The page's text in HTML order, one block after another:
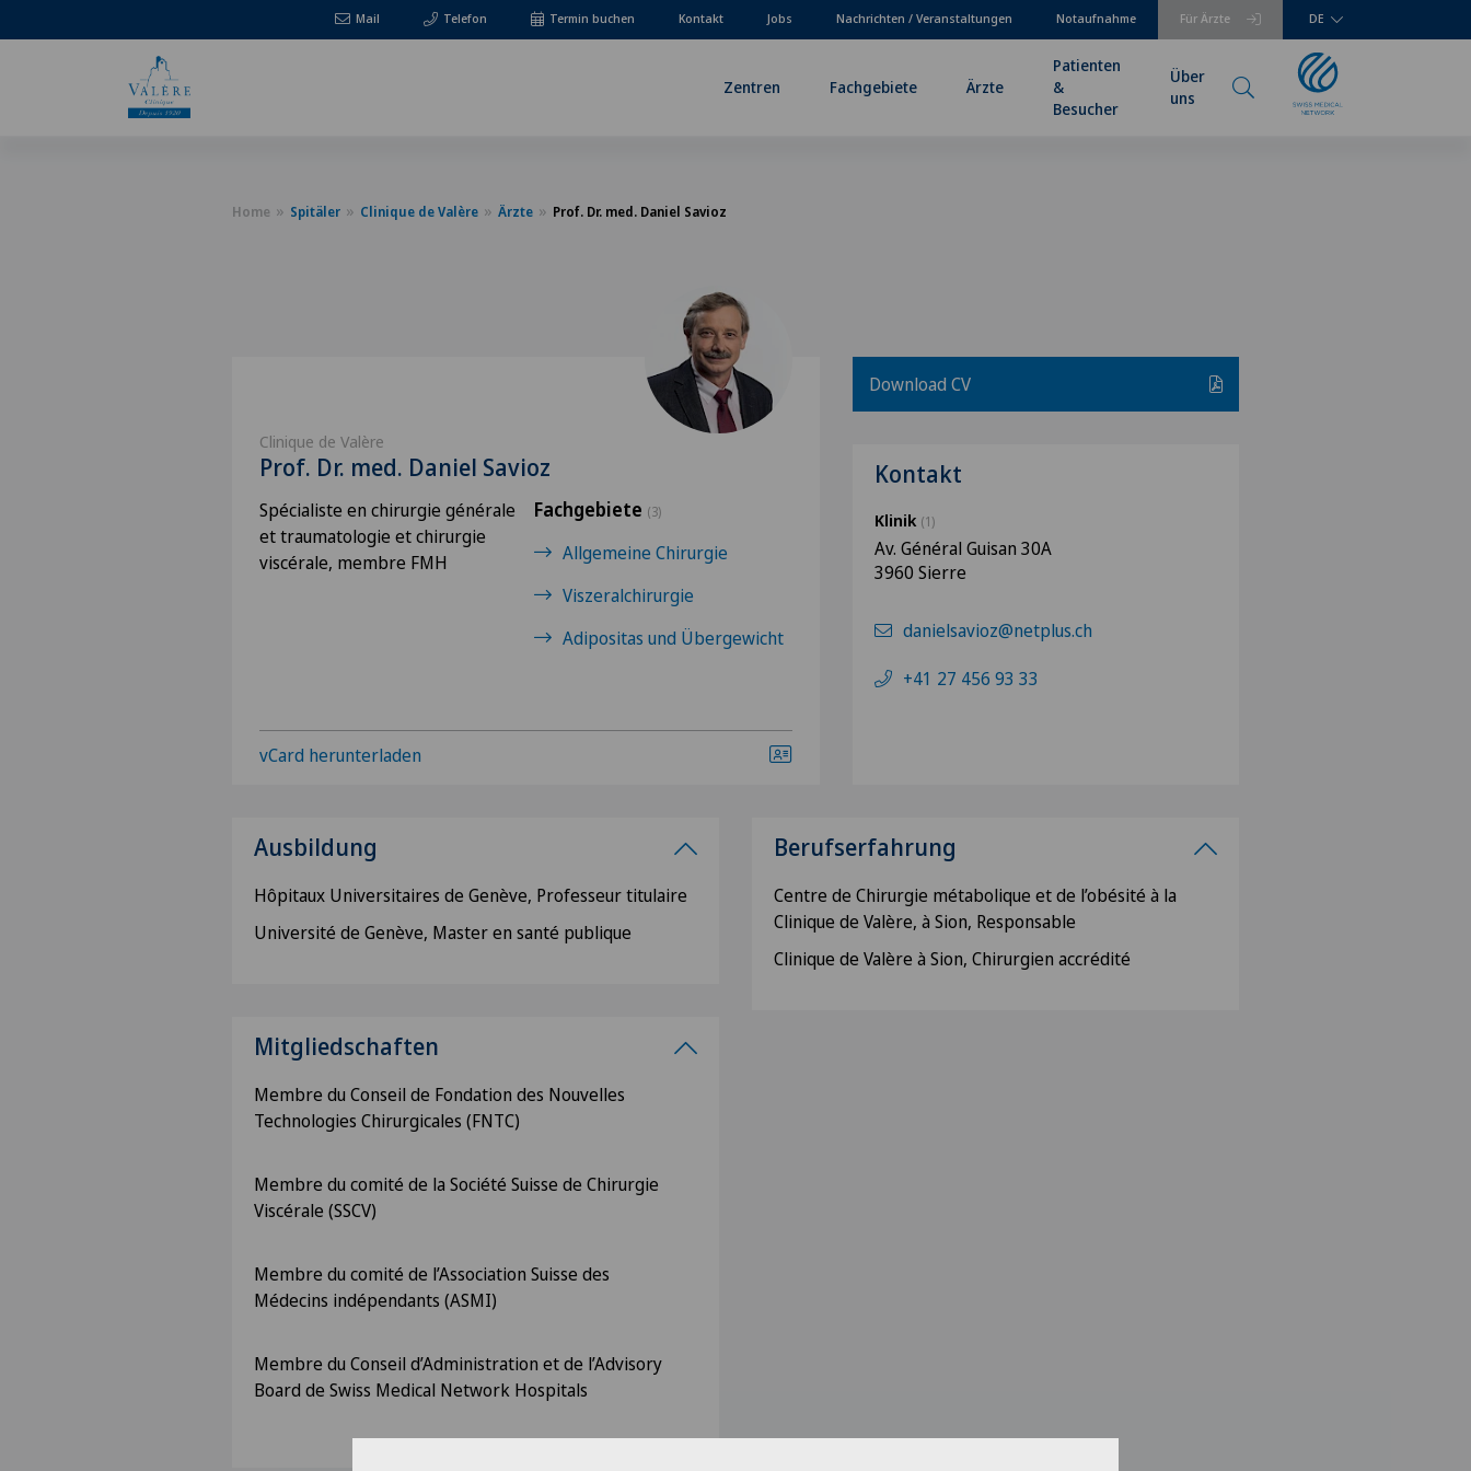
Mail Telefon Für Ärzte
Termin buchen Kontakt Jobs Nachrichten / Veranstaltungen Notaufnahme DE
Zentren Fachgebiete Ärzte
Patienten
&
Besucher
Über
uns
Home Spitäler Clinique de Valère Ärzte Prof. Dr. med. Daniel Savioz
Clinique de Valère
Prof. Dr. med. Daniel Savioz
Spécialiste en chirurgie générale
et traumatologie et chirurgie
viscérale, membre FMH
Fachgebiete (3)
Allgemeine Chirurgie
Viszeralchirurgie
Adipositas und Übergewicht
vCard herunterladen
Download CV
Kontakt
Klinik (1)
Av. Général Guisan 30A
3960 Sierre
danielsavioz@netplus.ch
+41 27 456 93 33
Ausbildung
Hôpitaux Universitaires de Genève, Professeur titulaire
Université de Genève, Master en santé publique
Mitgliedschaften
Membre du Conseil de Fondation des Nouvelles
Technologies Chirurgicales (FNTC)
Membre du comité de la Société Suisse de Chirurgie
Viscérale (SSCV)
Membre du comité de l’Association Suisse des
Médecins indépendants (ASMI)
Membre du Conseil d’Administration et de l’Advisory
Board de Swiss Medical Network Hospitals
Berufserfahrung
Centre de Chirurgie métabolique et de l’obésité à la
Clinique de Valère, à Sion, Responsable
Clinique de Valère à Sion, Chirurgien accrédité